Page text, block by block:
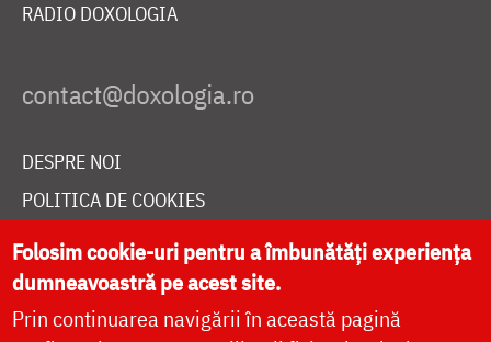
RADIO DOXOLOGIA
DESPRE NOI
POLITICA DE COOKIES
DONEAZĂ ONLINE PENTRU CATEDRALA NAȚIONALĂ
LIVE
Folosim cookie-uri pentru a îmbunătăți experiența
dumneavoastră pe acest site.
Prin continuarea navigării în această pagină